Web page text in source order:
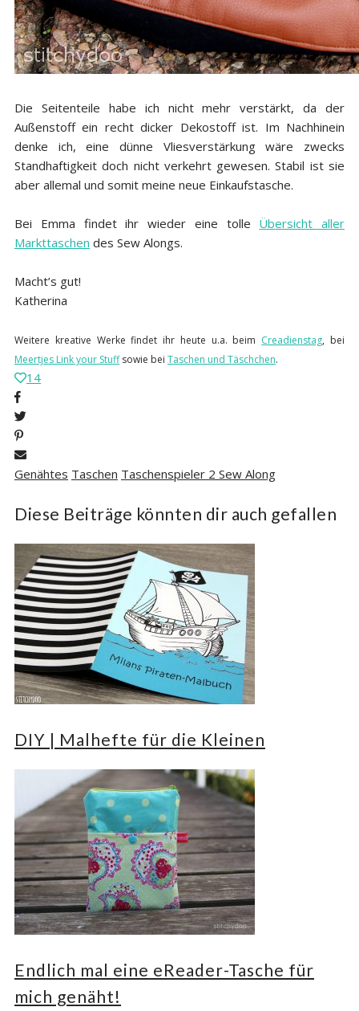
Die Seitenteile habe ich nicht mehr verstärkt, da der
Außenstoff ein recht dicker Dekostoff ist. Im Nachhinein
denke ich, eine dünne Vliesverstärkung wäre zwecks
Standhaftigkeit doch nicht verkehrt gewesen. Stabil ist sie
aber allemal und somit meine neue Einkaufstasche.
Bei Emma findet ihr wieder eine tolle Übersicht aller
Markttaschen des Sew Alongs.
Macht’s gut!
Katherina
Weitere kreative Werke findet ihr heute u.a. beim Creadienstag, bei
Meertjes Link your Stuffsowie bei Taschen und Täschchen.
14
Genähtes Taschen Taschenspieler 2 Sew Along
Diese Beiträge könnten dir auch gefallen
DIY | Malhefte für die Kleinen
Endlich mal eine eReader-Tasche für
mich genäht!